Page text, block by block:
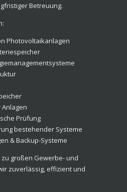
Betreuung.
Photovoltaikanlagen
Prüfung
bestehender Systeme
& Backup-Systeme
großen Gewerbe- und
zuverlässig, effizient und